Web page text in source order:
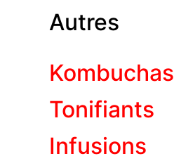
Autres
Kombuchas
Tonifiants
Infusions